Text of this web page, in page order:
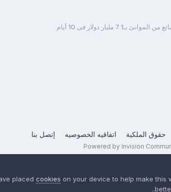
7 مليار دولار فى 10 أيام
حقوق الملكية اتفاقيه الخصوصيه إتصل بنا
Powered by Invision
cookies on your device to help make this